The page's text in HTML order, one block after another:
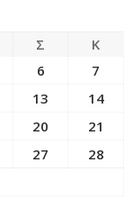
Σ
Κ
6
7
13
14
20
21
27
28